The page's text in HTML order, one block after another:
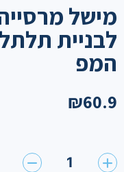
מישל
לבניית
המפ
₪60.9
1